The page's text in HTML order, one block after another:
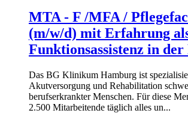
MTA - F /MFA /
(m/w/d) mit Erfahrung
Funktionsassistenz in
Das BG Klinikum Hamburg ist
Akutversorgung und Rehabilitation
berufserkrankter Menschen. Für diese
2.500 Mitarbeitende täglich alles un...